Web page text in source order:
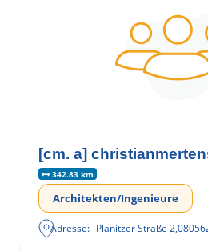
[cm. a]
342.83 km
Architekten/Ingenieure
Adresse: Planitzer Straße 2,08056